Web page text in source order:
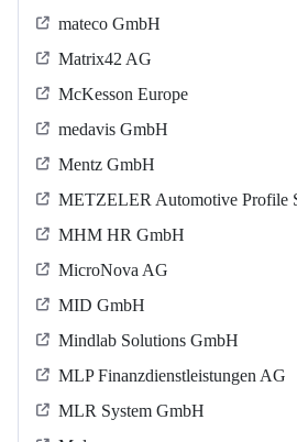
mateco GmbH
Matrix42 AG
McKesson Europe
medavis GmbH
Mentz GmbH
METZELER Automotive Profile
MHM HR GmbH
MicroNova AG
MID GmbH
Mindlab Solutions GmbH
MLP Finanzdienstleistungen AG
MLR System GmbH